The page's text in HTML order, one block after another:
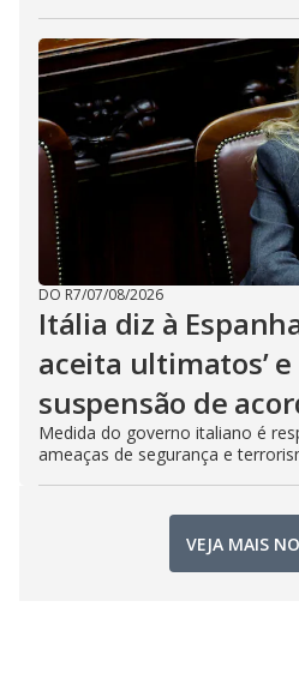
DO R7/07/08/2026
Itália diz à
aceita ultimatos’
suspensão de
Medida do governo italiano é
ameaças de segurança e
VEJA MAIS